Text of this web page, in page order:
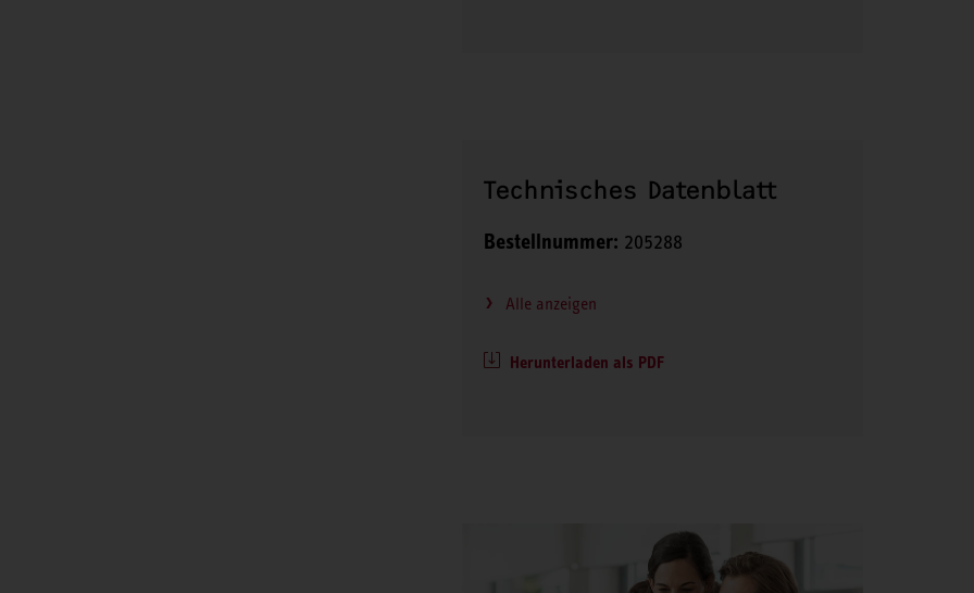
Technisches Datenblatt
Bestellnummer: 205288
Alle anzeigen
Herunterladen als PDF